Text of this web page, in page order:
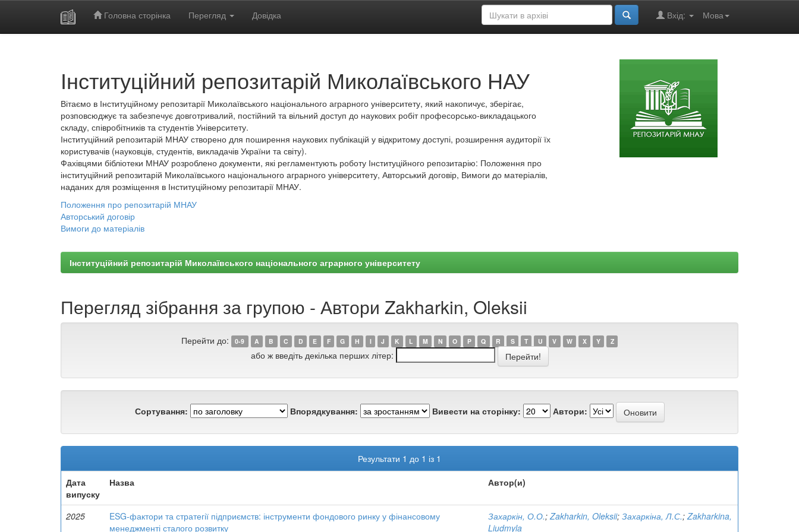
Головна сторінка Перегляд Довідка Мова
Вхід:
Інституційний репозитарій Миколаївського НАУ
Вітаємо в Інституційному репозитарії Миколаївського національного аграрного університету, який накопичує, зберігає,
розповсюджує та забезпечує довготривалий, постійний та вільний доступ до наукових робіт професорсько-викладацького
складу, співробітників та студентів Університету.
Інституційний репозитарій МНАУ створено для поширення наукових публікацій у відкритому доступі, розширення аудиторії їх
користувачів (науковців, студентів, викладачів України та світу).
Фахівцями бібліотеки МНАУ розроблено документи, які регламентують роботу Інституційного репозитарію: Положення про
інституційний репозитарій Миколаївського національного аграрного університету, Авторський договір, Вимоги до матеріалів,
наданих для розміщення в Інституційному репозитарії МНАУ.
Положення про репозитарій МНАУ
Авторський договір
Вимоги до матеріалів
Інституційний репозитарій Миколаївського національного аграрного університету
Перегляд зібрання за групою - Автори Zakharkin, Oleksii
Перейти до: 0-9 A B C D E F G H I J K L M N O P Q R S T U V W X Y Z
або ж введіть декілька перших літер:
Сортування: Впорядкування: Вивести на сторінку: Автори:
Результати 1 до 1 із 1
Дата
випуску
Назва Автор(и)
2025
ESG-фактори та стратегії підприємств: інструменти фондового ринку у фінансовому
менеджменті сталого розвитку
Захаркін, О.О.;Zakharkin, Oleksii; Захаркіна, Л.С.;Zakharkina,
Liudmyla